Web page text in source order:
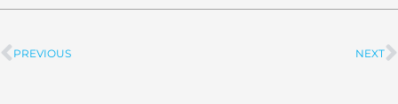
Prev
PREVIOUS NEXT